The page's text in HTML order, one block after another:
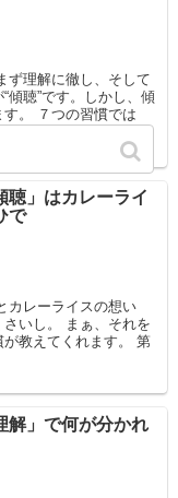
ず理解に徹し、そして
傾聴”です。しかし、傾
。 ７つの習慣では
聴」はカレーライ
で
カレーライスの想い
いし。 まぁ、それを
教えてくれます。 第
解」で何が分かれ